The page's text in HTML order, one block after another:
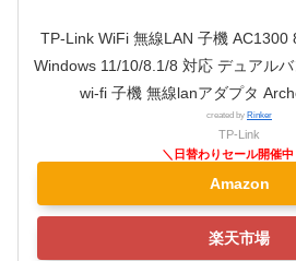
TP-Link WiFi 無線LAN 子機 AC1300
Windows 11/10/8.1/8 対応 デュアル
wi-fi 子機 無線lanアダプタ
created by Rinker
TP-Link
Amazon
楽天市場